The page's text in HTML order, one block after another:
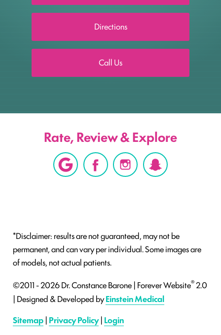
Directions
Call Us
Rate, Review & Explore
*Disclaimer: results are not guaranteed, may not be
permanent, and can vary per individual. Some images are
of models, not actual patients.
©2011 - 2026 Dr. Constance Barone | Forever Website®2.0
| Designed & Developed byEinstein Medical
Sitemap | Privacy Policy| Login